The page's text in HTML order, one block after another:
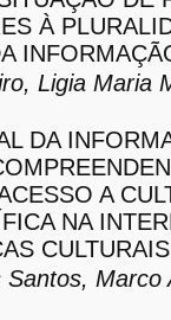
À
Ligia Maria
DA
A
NA
CULTURAIS
Marco